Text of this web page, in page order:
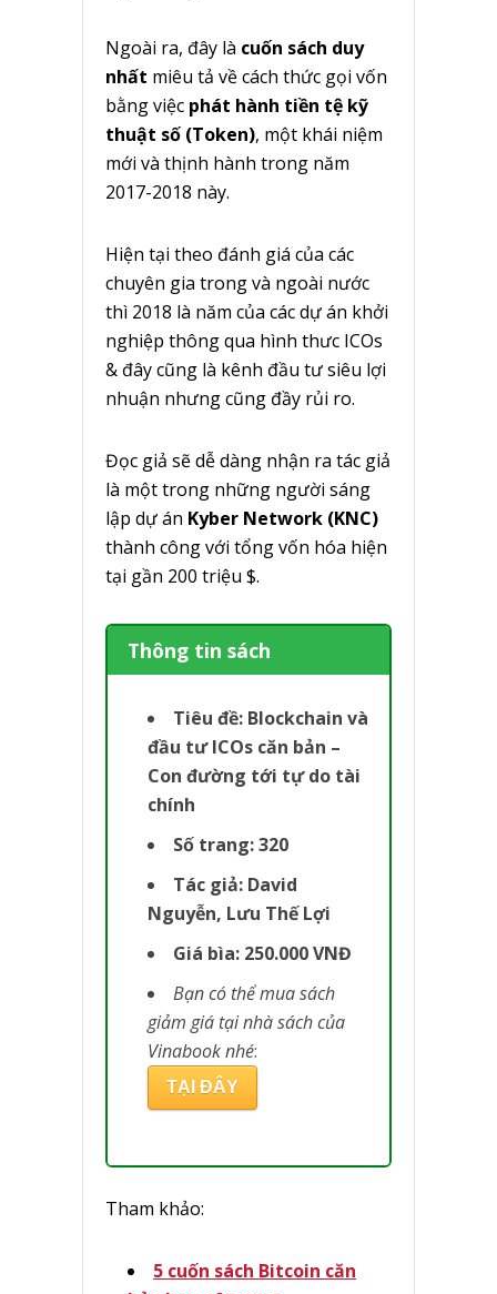
Ngoài ra, đây là cuốn sách duy
nhất miêu tả về cách thức gọi vốn
bằng việc phát hành tiền tệ kỹ
thuật số (Token), một khái niệm
mới và thịnh hành trong năm
2017-2018 này.
Hiện tại theo đánh giá của các
chuyên gia trong và ngoài nước
thì 2018 là năm của các dự án khởi
nghiệp thông qua hình thưc ICOs
& đây cũng là kênh đầu tư siêu lợi
nhuận nhưng cũng đầy rủi ro.
Đọc giả sẽ dễ dàng nhận ra tác giả
là một trong những người sáng
lập dự án Kyber Network (KNC)
thành công với tổng vốn hóa hiện
tại gần 200 triệu $.
Thông tin sách
Tiêu đề: Blockchain và
đầu tư ICOs căn bản –
Con đường tới tự do tài
chính
Số trang: 320
Tác giả: David
Nguyễn, Lưu Thế Lợi
Giá bìa: 250.000 VNĐ
Bạn có thể mua sách
giảm giá tại nhà sách của
Vinabook nhé:
TẠI ĐÂY
Tham khảo:
5 cuốn sách Bitcoin căn